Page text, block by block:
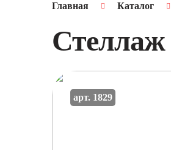
Главная Каталог
арт. 1829